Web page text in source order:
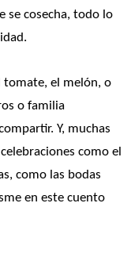
se cosecha, todo lo
tomate, el melón, o
o familia
Y, muchas
como el
como las bodas
en este cuento